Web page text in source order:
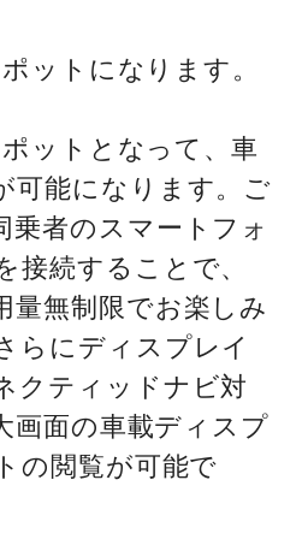
ットになります。
ットとなって、車
可能になります。ご
乗者のスマートフォ
接続することで、
量無制限でお楽しみ
らにディスプレイ
クティッドナビ対
画面の車載ディスプ
の閲覧が可能で